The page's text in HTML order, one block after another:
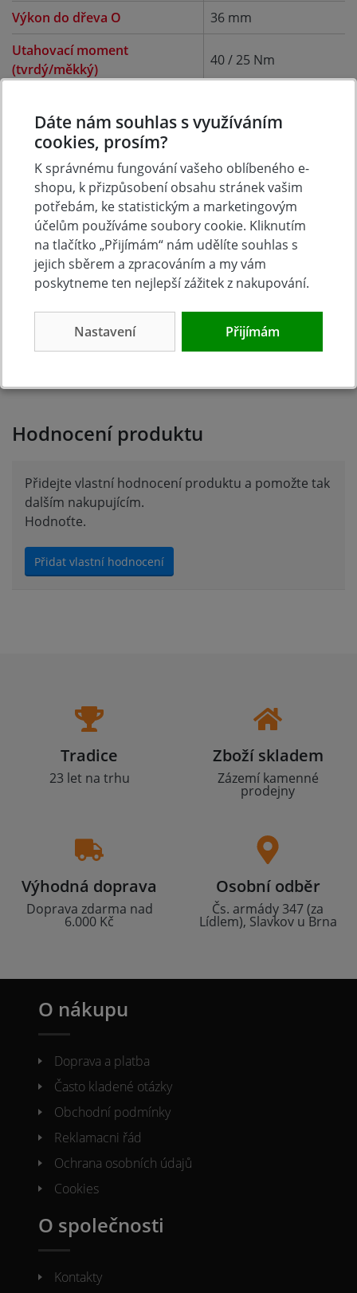
Výkon do dřeva O
36 mm
Utahovací moment
(tvrdý/měkký)
40 / 25 Nm
Rozměry (DxŠxV)
Diskuse k produktu (0)
Máte otázky k produktu: Makita DDF487RAJ Aku
bezuhlíkový šroubovák Li-ion LXT 18V 2,0
Ah,Makpac?
Zeptejte se.
Zeptat se v diskusi
Hodnocení produktu
Přidejte vlastní hodnocení produktu a pomožte tak
dalším nakupujícím.
Hodnoťte.
Přidat vlastní hodnocení
Tradice
23 let na trhu
Zboží skladem
Zázemí kamenné
prodejny
Výhodná doprava
Doprava zdarma nad
6.000 Kč
Osobní odběr
Čs. armády 347 (za
Lídlem), Slavkov u Brna
O nákupu
Doprava a platba
Často kladené otázky
Obchodní podmínky
Reklamacni řád
Ochrana osobních údajů
Cookies
O společnosti
Kontakty
Dáte nám souhlas s využíváním
cookies, prosím?
K správnému fungování vašeho oblíbeného e-
shopu, k přizpůsobení obsahu stránek vašim
potřebám, ke statistickým a marketingovým
účelům používáme soubory cookie. Kliknutím
na tlačítko „Přijímám“ nám udělíte souhlas s
jejich sběrem a zpracováním a my vám
poskytneme ten nejlepší zážitek z nakupování.
Nastavení Přijímám